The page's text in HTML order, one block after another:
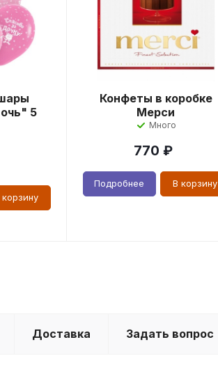
5
Конфеты в коробке
Мерси
Много
770 ₽
Подробнее В корзину
Доставка Задать вопрос